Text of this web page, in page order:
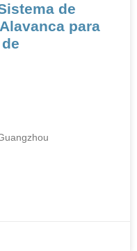
de
para